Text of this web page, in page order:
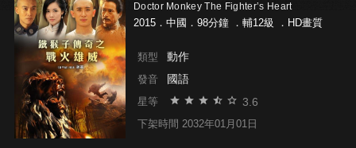
Doctor Monkey The Fighter’s Heart
2015．中國．98分鐘 ． 輔12級 ．HD畫質
類型 動作
發音 國語
星等 3.6
下架時間 2032年01月01日